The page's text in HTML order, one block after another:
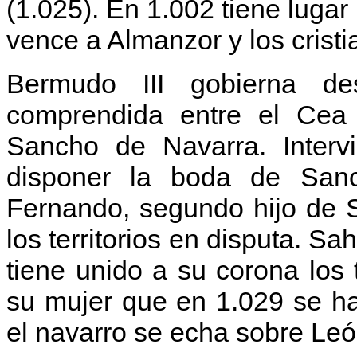
(1.025). En 1.002 tiene
vence a Almanzor y los
Bermudo III gobierna
comprendida entre el
Sancho de Navarra.
disponer la boda de
Fernando, segundo hijo de
los territorios en disputa.
tiene unido a su corona los
su mujer que en 1.029 se
el navarro se echa sobre